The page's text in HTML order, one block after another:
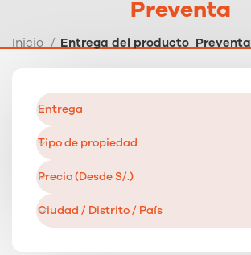
Preventa
Inicio Entrega del producto Preventa
Entrega
Tipo de propiedad
Precio (Desde S/.)
Ciudad / Distrito / País